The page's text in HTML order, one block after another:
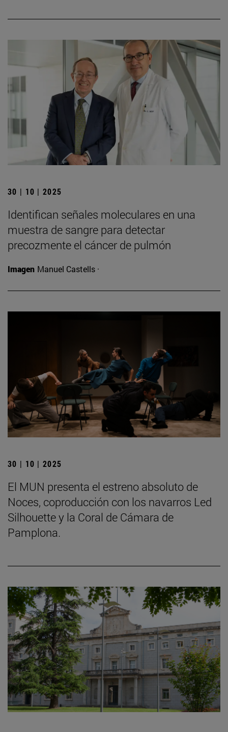
30 | 10 | 2025
Identifican señales moleculares en una
muestra de sangre para detectar
precozmente el cáncer de pulmón
Imagen Manuel Castells ·
30 | 10 | 2025
El MUN presenta el estreno absoluto de
Noces, coproducción con los navarros Led
Silhouette y la Coral de Cámara de
Pamplona.